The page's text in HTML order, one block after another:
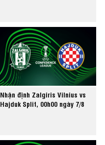
Nhận định Zalgiris Vilnius vs
Hajduk Split, 00h00 ngày 7/8